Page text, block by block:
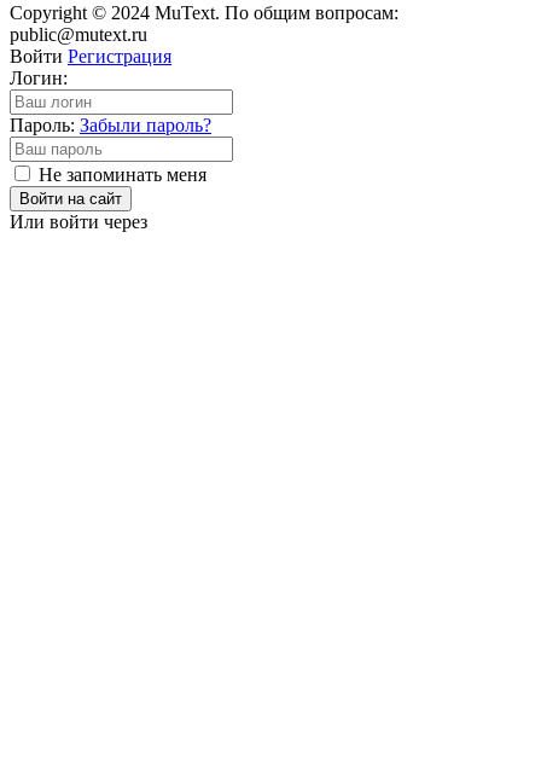
Copyright © 2024 MuText. По общим вопросам:
public@mutext.ru
Войти Регистрация
Логин:
Пароль: Забыли пароль?
Не запоминать меня
Войти на сайт
Или войти через